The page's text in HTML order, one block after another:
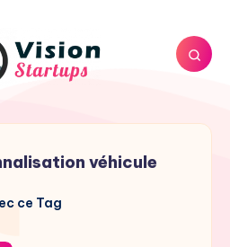
véhicule
ce Tag